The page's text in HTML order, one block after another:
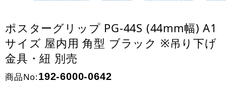
ポスターグリップ PG-44S (44mm幅) A1
サイズ 屋内用 角型 ブラック ※吊り下げ
金具・紐 別売
商品No:192-6000-0642